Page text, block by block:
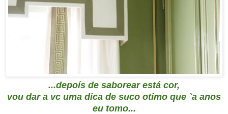
...depoís de saborear está cor,
vou dar a vc uma dica de suco otimo que `a anos
eu tomo...